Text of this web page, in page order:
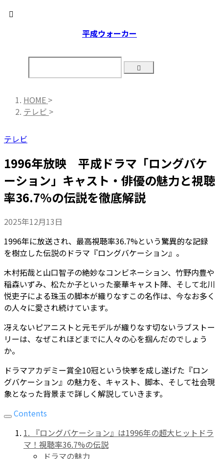
平成ウォーカー
HOME >
テレビ >
テレビ
1996年放映 平成ドラマ「ロングバケ
ーション」キャスト・俳優の魅力と視聴
率36.7%の伝説を徹底解説
2025年12月13日
1996年に放送され、最高視聴率36.7%という驚異的な記録
を樹立した伝説のドラマ『ロングバケーション』。
木村拓哉と山口智子の絶妙なコンビネーション、竹野内豊や
稲森いずみ、松たか子といった豪華キャスト陣、そして北川
悦吏子による珠玉の脚本が織りなすこの名作は、今なお多く
の人々に愛され続けています。
冴えないピアニストと元モデルが織りなす切ないラブストー
リーは、なぜこれほどまでに人々の心を掴んだのでしょう
か。
ドラマアカデミー賞全10冠という快挙を成し遂げた『ロン
グバケーション』の魅力を、キャスト、脚本、そして社会現
象となった背景まで詳しく解説していきます。
Contents
1. 『ロングバケーション』は1996年の超大ヒットドラ
マ！視聴率36.7%の伝説
ドラマの魅力